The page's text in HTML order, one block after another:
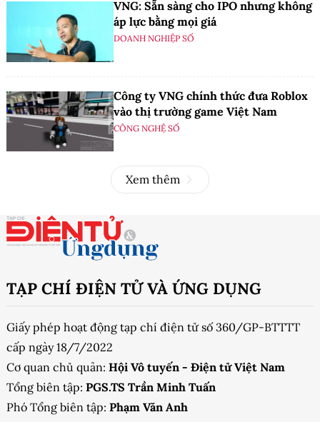
VNG: Sẵn sàng cho IPO nhưng không
áp lực bằng mọi giá
DOANH NGHIỆP SỐ
Công ty VNG chính thức đưa Roblox
vào thị trường game Việt Nam
CÔNG NGHỆ SỐ
Xem thêm
TẠP CHÍ ĐIỆN TỬ VÀ ỨNG DỤNG
Giấy phép hoạt động tạp chí điện tử số 360/GP-BTTTT
cấp ngày 18/7/2022
Cơ quan chủ quản: Hội Vô tuyến - Điện tử Việt Nam
Tổng biên tập: PGS.TS Trần Minh Tuấn
Phó Tổng biên tập: Phạm Văn Anh